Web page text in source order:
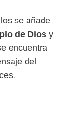
se añade
de Dios y
encuentra
del